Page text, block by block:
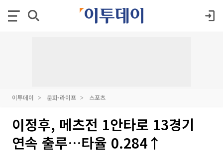
이투데이 문화·라이프 스포츠
이정후, 메츠전 1안타로 13경기
연속 출루…타율 0.284↑